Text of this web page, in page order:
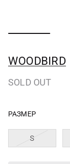
WOODBIRD
SOLD OUT
РАЗМЕР
S